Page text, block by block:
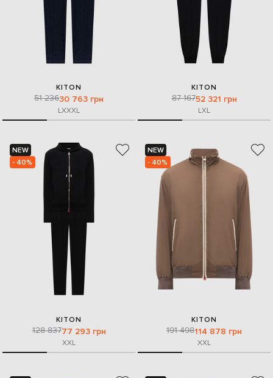
KITON
51 23630 763 грн
LXXXL
KITON
87 16752 321 грн
LXL
NEW
- 40%
KITON
128 83777 293 грн
XXL
NEW
- 40%
KITON
191 498114 878 грн
XXL